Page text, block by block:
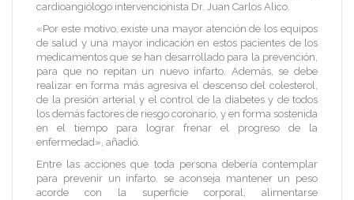
cardioangiólogo intervencionista Dr. Juan Carlos Alico.
«Por este motivo, existe una mayor atención de los equipos
de salud y una mayor indicación en estos pacientes de los
medicamentos que se han desarrollado para la prevención,
para que no repitan un nuevo infarto. Además, se debe
realizar en forma más agresiva el descenso del colesterol,
de la presión arterial y el control de la diabetes y de todos
los demás factores de riesgo coronario, y en forma sostenida
en el tiempo para lograr frenar el progreso de la
enfermedad», añadió.
Entre las acciones que toda persona debería contemplar
para prevenir un infarto, se aconseja mantener un peso
acorde con la superficie corporal, alimentarse